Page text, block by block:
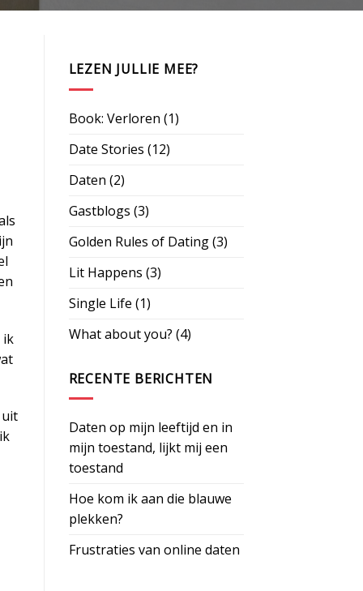
ik
uit
LEZEN JULLIE MEE?
Book: Verloren (1)
Date Stories (12)
Daten (2)
Gastblogs (3)
Golden Rules of Dating(3)
Lit Happens (3)
Single Life (1)
What about you? (4)
RECENTE BERICHTEN
Daten op mijn leeftijd en in
mijn toestand, lijkt mij een
toestand
Hoe kom ik aan die blauwe
plekken?
Frustraties van online daten